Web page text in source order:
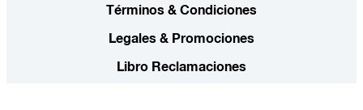
Términos & Condiciones
Legales & Promociones
Libro Reclamaciones